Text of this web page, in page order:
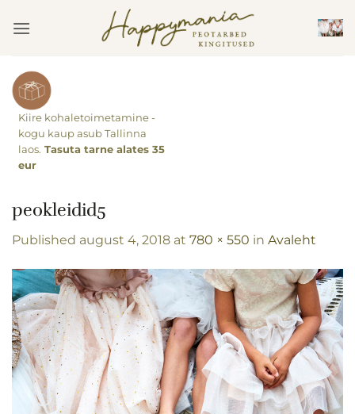
Kiire kohaletoimetamine -
kogu kaup asub Tallinna
laos. Tasuta tarne alates 35
eur
peokleidid5
Published august 4, 2018 at 780 × 550 in Avaleht